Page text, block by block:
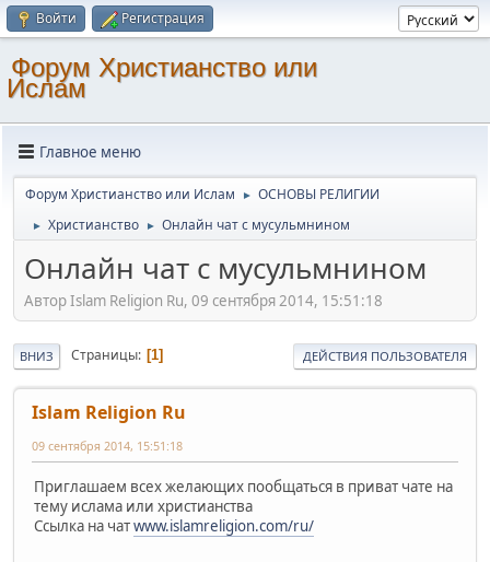
Войти Регистрация
Форум Христианство или
Ислам
Главное меню
Форум Христианство или Ислам ► ОСНОВЫ РЕЛИГИИ
► Христианство ► Онлайн чат с мусульмнином
Онлайн чат с мусульмнином
Автор Islam Religion Ru, 09 сентября 2014, 15:51:18
ВНИЗ Страницы 1 ДЕЙСТВИЯ ПОЛЬЗОВАТЕЛЯ
Islam Religion Ru
09 сентября 2014, 15:51:18
Приглашаем всех желающих пообщаться в приват чате на
тему ислама или христианства
Ссылка на чатwww.islamreligion.com/ru/